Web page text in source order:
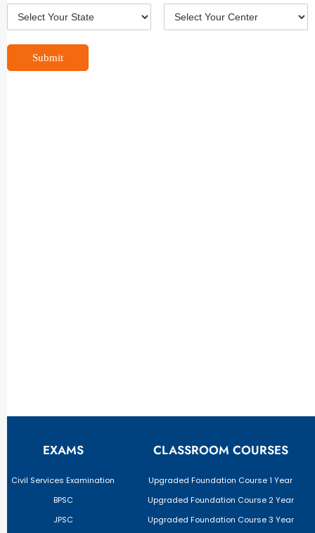
Submit
EXAMS
Civil Services Examination
BPSC
JPSC
CLASSROOM COURSES
Upgraded Foundation Course 1 Year
Upgraded Foundation Course 2 Year
Upgraded Foundation Course 3 Year